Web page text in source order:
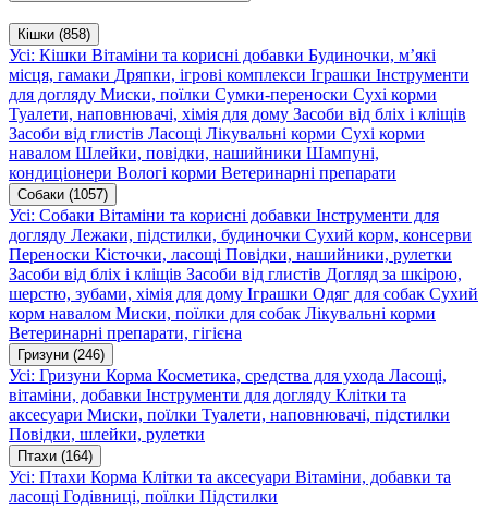
Кішки (858)
Усі: Кішки Вітаміни та корисні добавки Будиночки, м’які
місця, гамаки Дряпки, ігрові комплекси Іграшки Інструменти
для догляду Миски, поїлки Сумки-переноски Сухі корми
Туалети, наповнювачі, хімія для дому Засоби від бліх і кліщів
Засоби від глистів Ласощі Лікувальні корми Сухі корми
навалом Шлейки, повідки, нашийники Шампуні,
кондиціонери Вологі корми Ветеринарні препарати
Собаки (1057)
Усі: Собаки Вітаміни та корисні добавки Інструменти для
догляду Лежаки, підстилки, будиночки Сухий корм, консерви
Переноски Кісточки, ласощі Повідки, нашийники, рулетки
Засоби від бліх і кліщів Засоби від глистів Догляд за шкірою,
шерстю, зубами, хімія для дому Іграшки Одяг для собак Сухий
корм навалом Миски, поїлки для собак Лікувальні корми
Ветеринарні препарати, гігієна
Гризуни (246)
Усі: Гризуни Корма Косметика, средства для ухода Ласощі,
вітаміни, добавки Інструменти для догляду Клітки та
аксесуари Миски, поїлки Туалети, наповнювачі, підстилки
Повідки, шлейки, рулетки
Птахи (164)
Усі: Птахи Корма Клітки та аксесуари Вітаміни, добавки та
ласощі Годівниці, поїлки Підстилки